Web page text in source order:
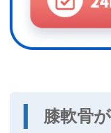
膝軟骨